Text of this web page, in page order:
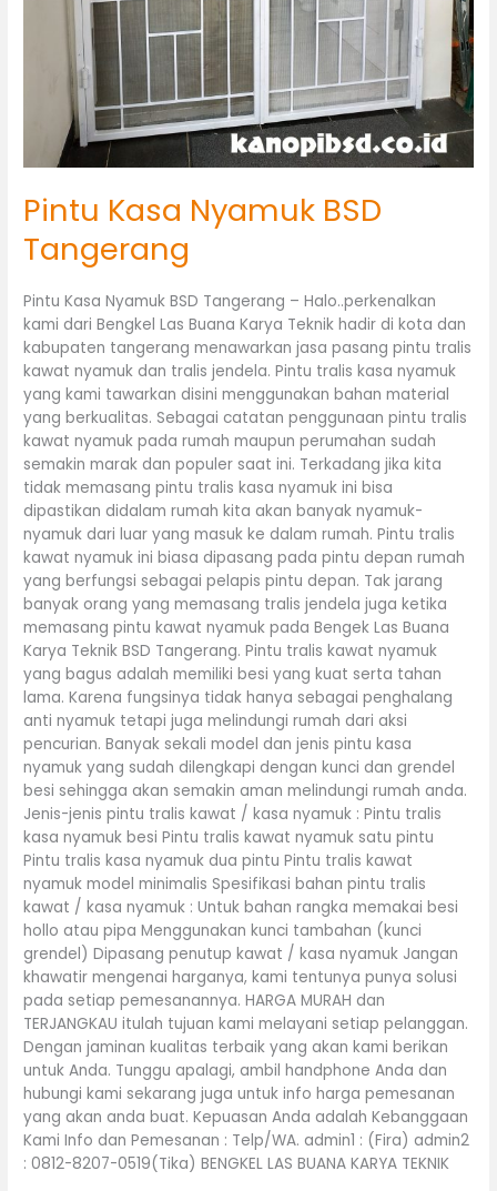
Pintu Kasa Nyamuk BSD
Tangerang
Pintu Kasa Nyamuk BSD Tangerang – Halo..perkenalkan
kami dari Bengkel Las Buana Karya Teknik hadir di kota dan
kabupaten tangerang menawarkan jasa pasang pintu tralis
kawat nyamuk dan tralis jendela. Pintu tralis kasa nyamuk
yang kami tawarkan disini menggunakan bahan material
yang berkualitas. Sebagai catatan penggunaan pintu tralis
kawat nyamuk pada rumah maupun perumahan sudah
semakin marak dan populer saat ini. Terkadang jika kita
tidak memasang pintu tralis kasa nyamuk ini bisa
dipastikan didalam rumah kita akan banyak nyamuk-
nyamuk dari luar yang masuk ke dalam rumah. Pintu tralis
kawat nyamuk ini biasa dipasang pada pintu depan rumah
yang berfungsi sebagai pelapis pintu depan. Tak jarang
banyak orang yang memasang tralis jendela juga ketika
memasang pintu kawat nyamuk pada Bengek Las Buana
Karya Teknik BSD Tangerang. Pintu tralis kawat nyamuk
yang bagus adalah memiliki besi yang kuat serta tahan
lama. Karena fungsinya tidak hanya sebagai penghalang
anti nyamuk tetapi juga melindungi rumah dari aksi
pencurian. Banyak sekali model dan jenis pintu kasa
nyamuk yang sudah dilengkapi dengan kunci dan grendel
besi sehingga akan semakin aman melindungi rumah anda.
Jenis-jenis pintu tralis kawat / kasa nyamuk : Pintu tralis
kasa nyamuk besi Pintu tralis kawat nyamuk satu pintu
Pintu tralis kasa nyamuk dua pintu Pintu tralis kawat
nyamuk model minimalis Spesifikasi bahan pintu tralis
kawat / kasa nyamuk : Untuk bahan rangka memakai besi
hollo atau pipa Menggunakan kunci tambahan (kunci
grendel) Dipasang penutup kawat / kasa nyamuk Jangan
khawatir mengenai harganya, kami tentunya punya solusi
pada setiap pemesanannya. HARGA MURAH dan
TERJANGKAU itulah tujuan kami melayani setiap pelanggan.
Dengan jaminan kualitas terbaik yang akan kami berikan
untuk Anda. Tunggu apalagi, ambil handphone Anda dan
hubungi kami sekarang juga untuk info harga pemesanan
yang akan anda buat. Kepuasan Anda adalah Kebanggaan
Kami Info dan Pemesanan : Telp/WA. admin1 : (Fira) admin2
: 0812-8207-0519(Tika) BENGKEL LAS BUANA KARYA TEKNIK